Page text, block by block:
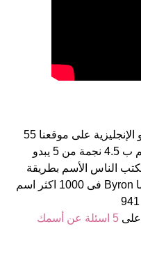
Byron هو اسم للبنين أصل الأسم هو الإنجليزية على موقعنا 55
الأشخاص بأسم Byron (قدر اسمائهم ب 4.5 نجمة من 5 يبدو
الناس الأسم بطريقة
خاطئة فى الخارج هذا أسم جيد تماما Byron فى 1000 اكثر اسم
5 اسئلة عن أسمك